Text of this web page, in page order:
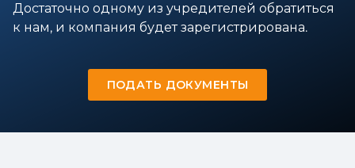
Достаточно одному из учредителей обратиться
к нам, и компания будет зарегистрирована.
ПОДАТЬ ДОКУМЕНТЫ